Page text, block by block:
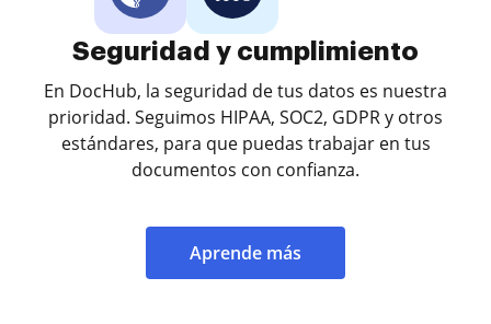
Seguridad y cumplimiento
En DocHub, la seguridad de tus datos es nuestra
prioridad. Seguimos HIPAA, SOC2, GDPR y otros
estándares, para que puedas trabajar en tus
documentos con confianza.
Aprende más